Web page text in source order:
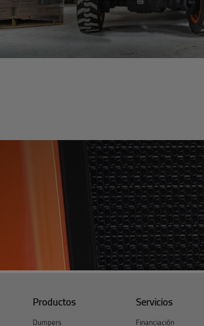
Productos
Dumpers
Servicios
Financiación